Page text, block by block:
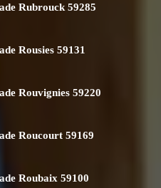
Rubrouck 59285
Rousies 59131
Rouvignies 59220
Roucourt 59169
Roubaix 59100